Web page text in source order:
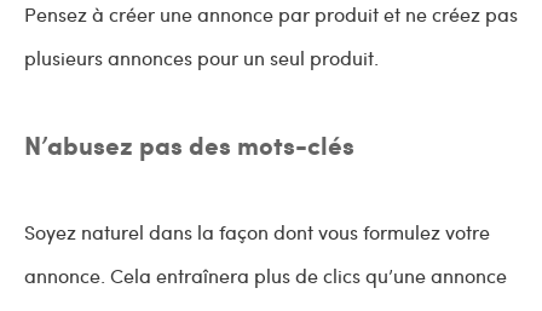
Pensez à créer une annonce par produit et ne créez pas
plusieurs annonces pour un seul produit.
N’abusez pas des mots-clés
Soyez naturel dans la façon dont vous formulez votre
annonce. Cela entraînera plus de clics qu’une annonce